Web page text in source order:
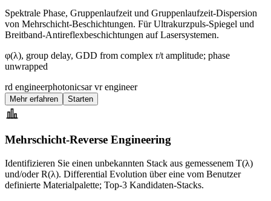
Spektrale Phase, Gruppenlaufzeit und Gruppenlaufzeit-Dispersion
von Mehrschicht-Beschichtungen. Für Ultrakurzpuls-Spiegel und
Breitband-Antireflexbeschichtungen auf Lasersystemen.
φ(λ), group delay, GDD from complex r/t amplitude; phase
unwrapped
rd engineerphotonicsar vr engineer
Mehr erfahren Starten
Mehrschicht-Reverse Engineering
Identifizieren Sie einen unbekannten Stack aus gemessenem T(λ)
und/oder R(λ). Differential Evolution über eine vom Benutzer
definierte Materialpalette; Top-3 Kandidaten-Stacks.